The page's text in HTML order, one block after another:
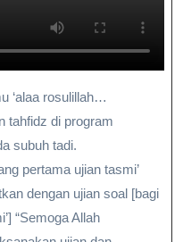
tahfidz di program
subuh tadi.
pertama ujian tasmi’
dengan ujian soal [bagi
“Semoga Allah